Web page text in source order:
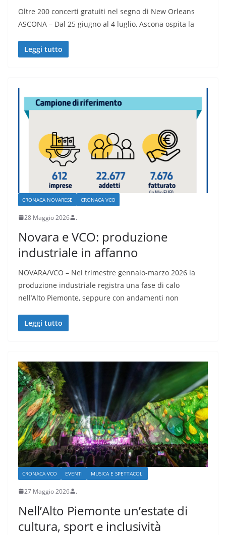
Oltre 200 concerti gratuiti nel segno di New Orleans
ASCONA – Dal 25 giugno al 4 luglio, Ascona ospita la
Leggi tutto
CRONACA NOVARESE CRONACA VCO
28 Maggio 2026 .
Novara e VCO: produzione
industriale in affanno
NOVARA/VCO – Nel trimestre gennaio-marzo 2026 la
produzione industriale registra una fase di calo
nell’Alto Piemonte, seppure con andamenti non
Leggi tutto
CRONACA VCO EVENTI MUSICA E SPETTACOLI
27 Maggio 2026 .
Nell’Alto Piemonte un’estate di
cultura, sport e inclusività